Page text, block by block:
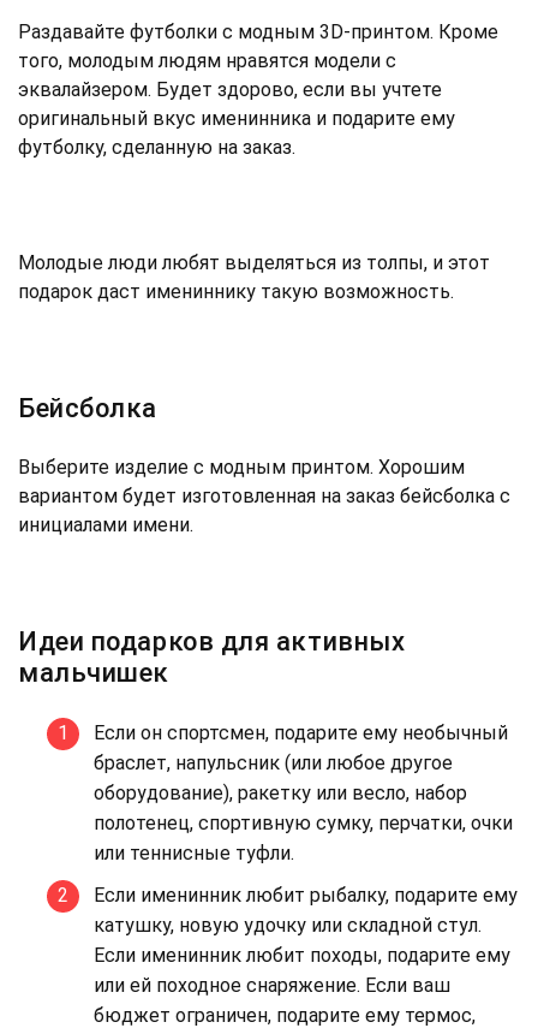
Раздавайте футболки с модным 3D-принтом. Кроме
того, молодым людям нравятся модели с
эквалайзером. Будет здорово, если вы учтете
оригинальный вкус именинника и подарите ему
футболку, сделанную на заказ.
Молодые люди любят выделяться из толпы, и этот
подарок даст имениннику такую возможность.
Бейсболка
Выберите изделие с модным принтом. Хорошим
вариантом будет изготовленная на заказ бейсболка с
инициалами имени.
Идеи подарков для активных
мальчишек
Если он спортсмен, подарите ему необычный
браслет, напульсник (или любое другое
оборудование), ракетку или весло, набор
полотенец, спортивную сумку, перчатки, очки
или теннисные туфли.
Если именинник любит рыбалку, подарите ему
катушку, новую удочку или складной стул.
Если именинник любит походы, подарите ему
или ей походное снаряжение. Если ваш
бюджет ограничен, подарите ему термос,